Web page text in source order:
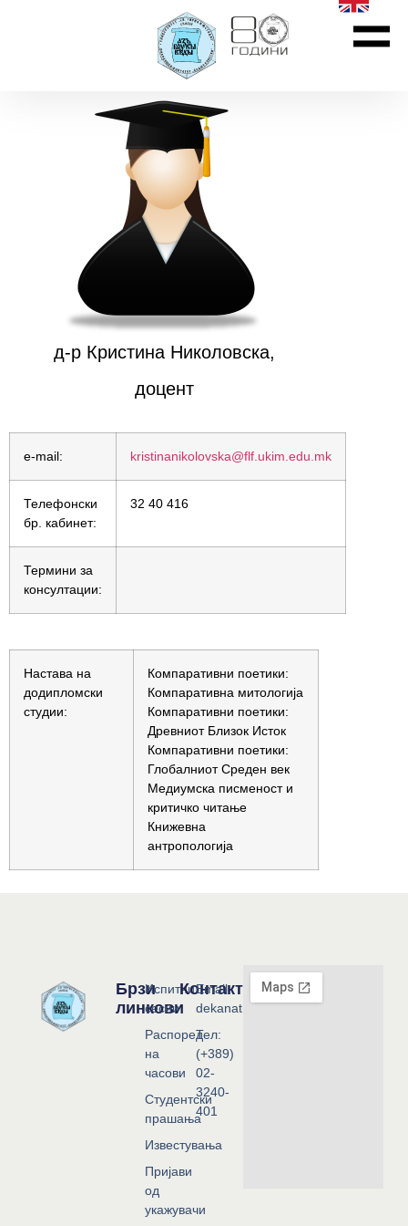
д-р Кристина Николовска,
доцент
e-mail: kristinanikolovska@flf.ukim.edu.mk
Телефонски
бр. кабинет:
32 40 416
Термини за
консултации:
Настава на
додипломски
студии:
Компаративни поетики:
Компаративна митологија
Компаративни поетики:
Древниот Близок Исток
Компаративни поетики:
Глобалниот Среден век
Медиумска писменост и
критичко читање
Книжевна
антропологија
Брзи
линкови
Испитни
сесии
Распоред
на
часови
Студентски
прашања
Известувања
Пријави
од
укажувачи
Контакт
Email:
dekanat@flf.ukim.edu.mk
Тел:
(+389)
02-
3240-
401